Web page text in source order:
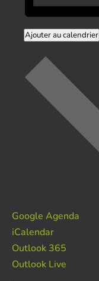
Ajouter au calendrier
Google Agenda
iCalendar
Outlook 365
Outlook Live